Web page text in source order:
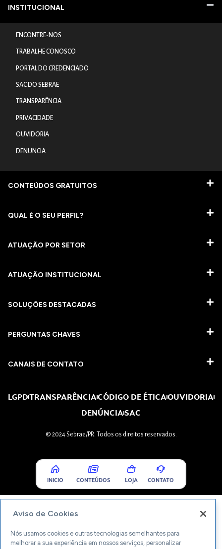
INSTITUCIONAL
ENCONTRE-NOS
TRABALHE CONOSCO
PORTAL DO CREDENCIADO
SAC DO SEBRAE
TRANSPARÊNCIA
PRIVACIDADE
OUVIDORIA
DENUNCIA
CONTEÚDOS GRATUITOS
QUAL É O SEU PERFIL?
ATUAÇÃO POR SETOR
ATUAÇÃO INSTITUCIONAL
SOLUÇÕES DESTACADAS
PERGUNTAS CHAVES​
CANAIS DE CONTATO
LGPDTRANSPARÊNCIACÓDIGO DE ÉTICAOUVIDORIA
DENÚNCIASAC
© 2024 Sebrae/PR. Todos os direitos reservados.
INICIO CONTEÚDOS LOJA CONTATO
Aviso de Cookies
Nós usamos cookies e outras tecnologias semelhantes para
melhorar a sua experiência em nossos serviços, personalizar